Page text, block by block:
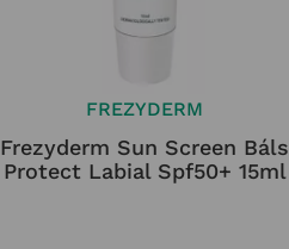
FREZYDERM
Frezyderm Sun Screen Báls
Protect Labial Spf50+ 15ml